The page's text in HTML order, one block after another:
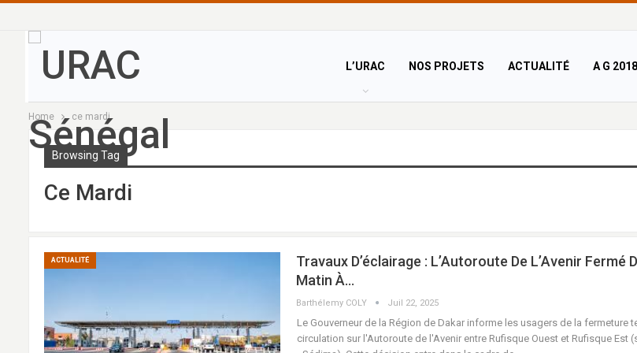
L’URAC NOS PROJETS ACTUALITÉ A G 2018
Home ce mardi
Browsing Tag
Ce Mardi
ACTUALITÉ
Travaux D’éclairage : L’Autoroute De L’Avenir Fermé
Matin À…
Barthélemy COLY Juil 22, 2025
Le Gouverneur de la Région de Dakar informe les usagers de la fermeture
circulation sur l'Autoroute de l'Avenir entre Rufisque Ouest et Rufisque Est